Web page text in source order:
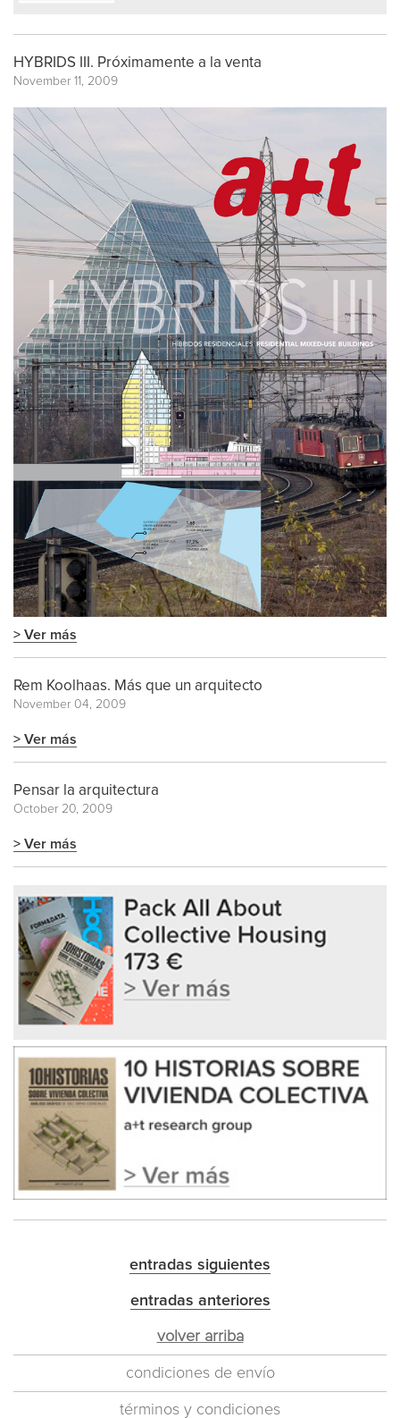
HYBRIDS III. Próximamente a la venta
November 11, 2009
> Ver más
Rem Koolhaas. Más que un arquitecto
November 04, 2009
> Ver más
Pensar la arquitectura
October 20, 2009
> Ver más
entradas siguientes
entradas anteriores
volver arriba
condiciones de envío
términos y condiciones